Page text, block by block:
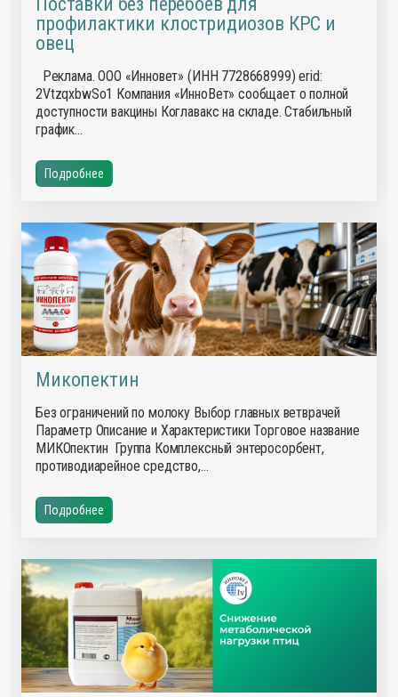
профилактики клостридиозов КРС и
овец
Реклама. ООО «Инновет» (ИНН 7728668999) erid:
2VtzqxbwSo1 Компания «ИнноВет» сообщает о полной
доступности вакцины Коглавакс на складе. Стабильный
график…
Подробнее
Микопектин
Без ограничений по молоку Выбор главных ветврачей
Параметр Описание и Характеристики Торговое название
МИКОпектин Группа Комплексный энтеросорбент,
противодиарейное средство,…
Подробнее